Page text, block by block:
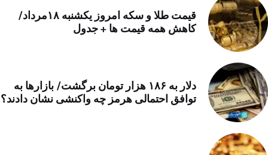
قیمت طلا و سکه امروز یکشنبه ۱۸مرداد/
کاهش همه قیمت ها + جدول
دلار به ۱۸۶ هزار تومان برگشت/ بازارها به
توافق احتمالی هرمز چه واکنشی نشان دادند؟